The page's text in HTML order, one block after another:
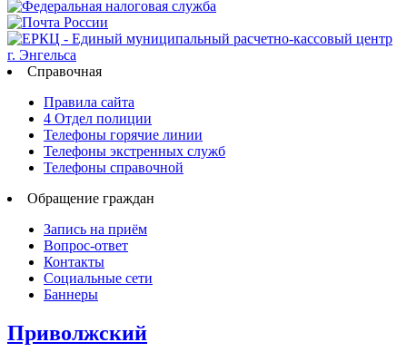
Справочная
Правила сайта
4 Отдел полиции
Телефоны горячие линии
Телефоны экстренных служб
Телефоны справочной
Обращение граждан
Запись на приём
Вопрос-ответ
Контакты
Социальные сети
Баннеры
Приволжский